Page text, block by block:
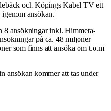
och Köpings Kabel TV ett
ansökan.
8 ansökningar inkl. Himmeta-
på ca. 48 miljoner
som finns att ansöka om t.o.m
ansökan kommer att tas under